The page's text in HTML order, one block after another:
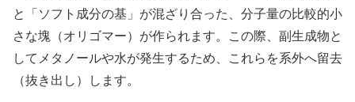
と「ソフト成分の基」が混ざり合った、分子量の比較的小
さな塊（オリゴマー）が作られます。この際、副生成物と
してメタノールや水が発生するため、これらを系外へ留去
（抜き出し）します。